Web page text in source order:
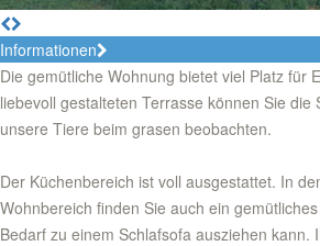
Informationen
Die gemütliche Wohnung bietet viel Platz für
liebevoll gestalteten Terrasse können Sie die
unsere Tiere beim grasen beobachten.
Der Küchenbereich ist voll ausgestattet. In
Wohnbereich finden Sie auch ein
Bedarf zu einem Schlafsofa ausziehen kann.